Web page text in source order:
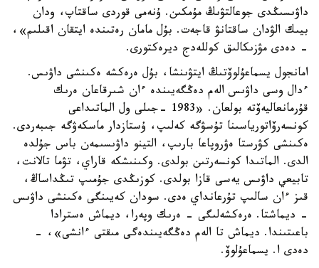
داۋىسىڭدى جوعالتۋىڭ مۇمكىن. ۇنەمى قوردى ساقتاپ، ودان
بيىك الۋدان ساقتانۋ قاجەت. بۇل مامان رەتىندە ايتقان اقىلىم»،
- دەدى مۋزىكالىق كوللەدج ديرەكتورى.
امانجول يسماعۇلوۆتىڭ ايتۋىنشا، بۇل ەرەكشە ەكىنشى داۋىس.
ءدال وسى داۋىس الەم دەڭگەيىندە ءان شىرقاعان ەرىك
قۇرمانعاليەۆتە بولعان. «1983 -جىلى ول الماتىداعى
كونسەرۆاتورياسىنا تۇسۋگە كەلىپ، ۇستازدار ماسكەۋگە جىبەردى.
ەكىنشى كۋرستا ەۋروپاعا بارىپ، التينو داۋىسىمەن باس جۇلدە
الدى. الماتىدا كونسەرتىن بولدى. وكىنىشكە قاراي، تۋما تالانت،
تابيعي داۋىس يەسى قازا بولدى. كوزىڭدى جۇمىپ تىڭداساڭ،
قىز ءان سالىپ تۇرعانداي ەدى. سودان كەيىنگى ەكىنشى داۋىس
- ديماشتا. ەرەكشەلىگى - ەرىك وپەرا، ديماش ەسترادا
باعىتىندا. ديماش تا الەم دەڭگەيىندەگى مىقتى ءانشى»، -
دەدى ا. يسماعۇلوۆ.